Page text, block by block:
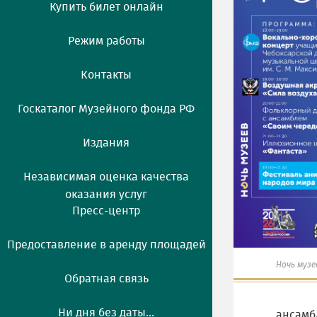
Купить билет онлайн
Режим работы
Контакты
Госкаталог Музейного фонда РФ
Издания
Независимая оценка качества
оказания услуг
Пресс-центр
Предоставление в аренду площадей
Обратная связь
Ни дня без даты...
Ночь